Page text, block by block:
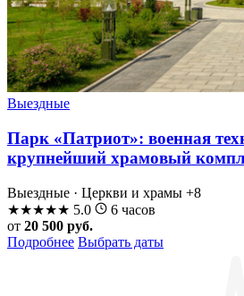
Выездные
Парк «Патриот»: военная
крупнейший храмовый
Выездные · Церкви и храмы +8
★★★★★ 5.0
6 часов
от 20 500 руб.
Подробнее Выбрать даты